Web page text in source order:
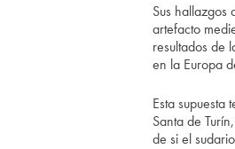
Sus hallazgos
artefacto
resultados de
en la Europa
Esta
Santa de
de si el